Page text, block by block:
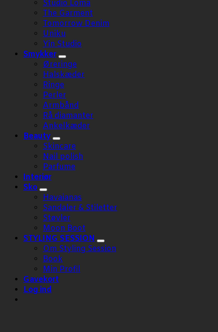
Studio Loma
The Garment
Tomorrow Denim
Uniku
Yin Studio
Smykker
Øreringe
Halskæder
Ringe
Perler
Armbånd
Rå diamanter
Ankelkæder
Beauty
Skincare
Nail polish
Parfume
Interiør
Sko
Havaianas
Sandaler & Stiletter
Støvler
Moon Boot
STYLING SESSION
Om Styling Session
Book
Min Profil
Gavekort
Log ind